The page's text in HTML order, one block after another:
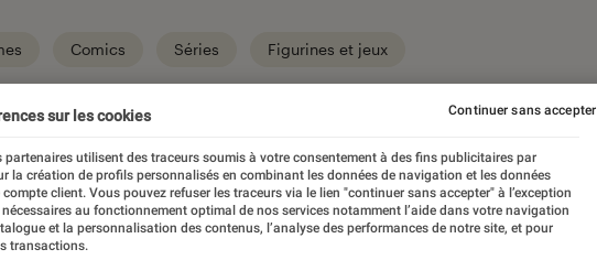
Comics Séries Figurines et jeux
société, jeux vidéos… Du suivi de
par les critiques et les articles long
le meilleur de l’actualité pop culture
sur les cookies
partenaires utilisent des traceurs soumis à votre consentement à des fins publicitaires par
la création de profils personnalisés en combinant les données de navigation et les données
compte client. Vous pouvez refuser les traceurs via le lien "continuer sans accepter" à l’exception
au fonctionnement optimal de nos services notamment l’aide dans votre navigation
et la personnalisation des contenus, l’analyse des performances de notre site, et pour
transactions.
Continuer sans accepter